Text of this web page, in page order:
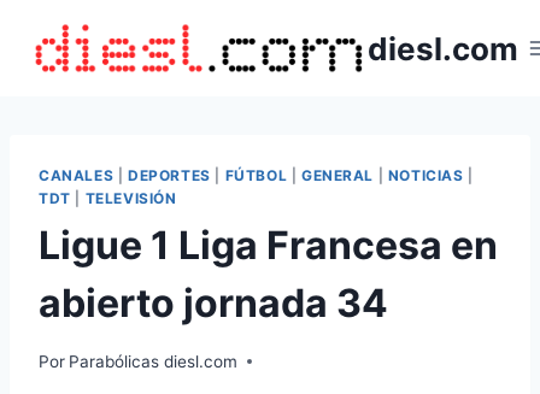
contenido
diesl.com
CANALES DEPORTES FÚTBOL GENERAL NOTICIAS
TDT
TELEVISIÓN
Ligue 1 Liga Francesa en
abierto jornada 34
Por Parabólicas diesl.com